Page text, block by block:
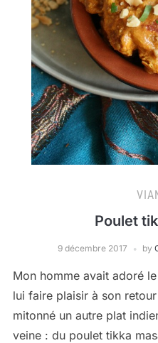
Poulet
9 décembre 2017 by
Mon homme avait adoré
lui faire plaisir à son
mitonné un autre plat
veine : du poulet tikka